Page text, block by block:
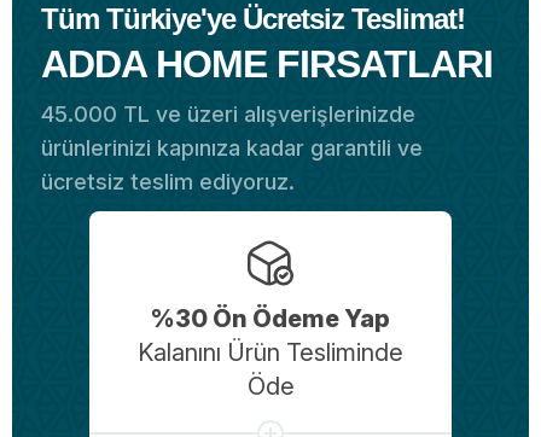
Tüm Türkiye'ye Ücretsiz Teslimat!
ADDA HOME FIRSATLARI
45.000 TL ve üzeri alışverişlerinizde
ürünlerinizi kapınıza kadar garantili ve
ücretsiz teslim ediyoruz.
%30 Ön Ödeme Yap
Kalanını Ürün Tesliminde
Öde